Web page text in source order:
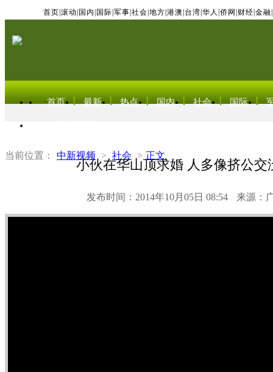
首页 滚动 国内 国际 军事 社会 地方 港澳 台湾 华人 侨网 财经 金融
首页 最新 热点 国内 社会 国际
当前位置： 中新视频 > 社会 > 正文
小伙在华山顶求婚 人多像挤公交
发布时间：2014年10月05日 08:54 来源：